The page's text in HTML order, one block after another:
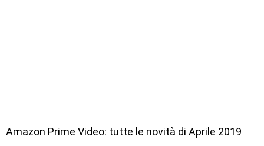
Amazon Prime Video: tutte le novità di Aprile 2019